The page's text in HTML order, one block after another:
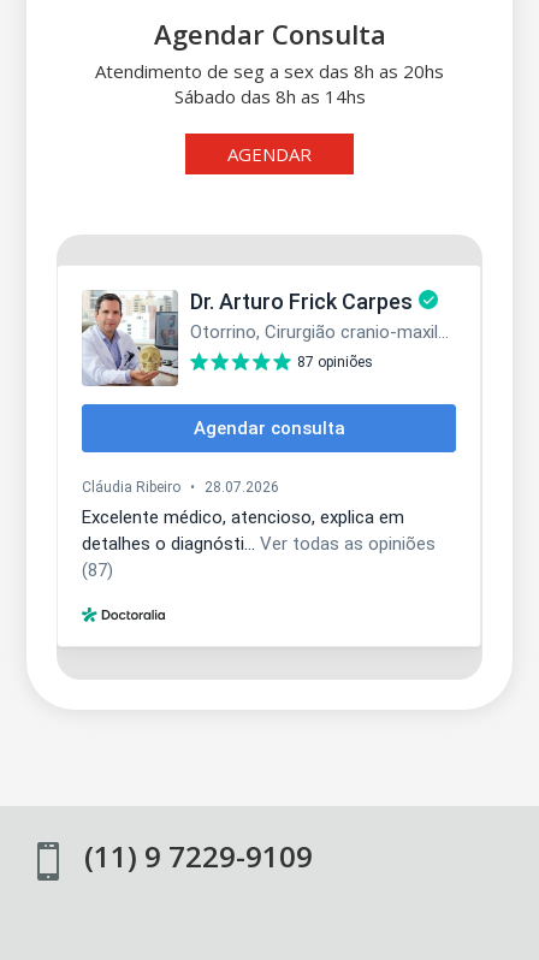
Agendar Consulta
Atendimento de seg a sex das 8h as 20hs
Sábado das 8h as 14hs
AGENDAR
 (11) 9 7229-9109